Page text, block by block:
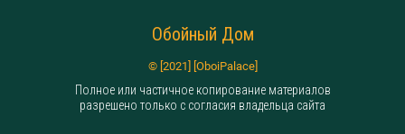
Обойный Дом
© [2021] [OboiPalace]
Полное или частичное копирование материалов
разрешено только с согласия владельца сайта